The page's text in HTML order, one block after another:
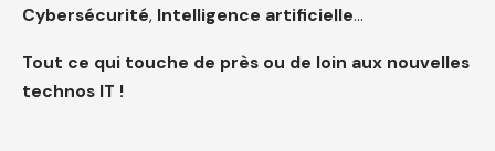
Cybersécurité, Intelligence artificielle…
Tout ce qui touche de près ou de loin aux nouvelles
technos IT !